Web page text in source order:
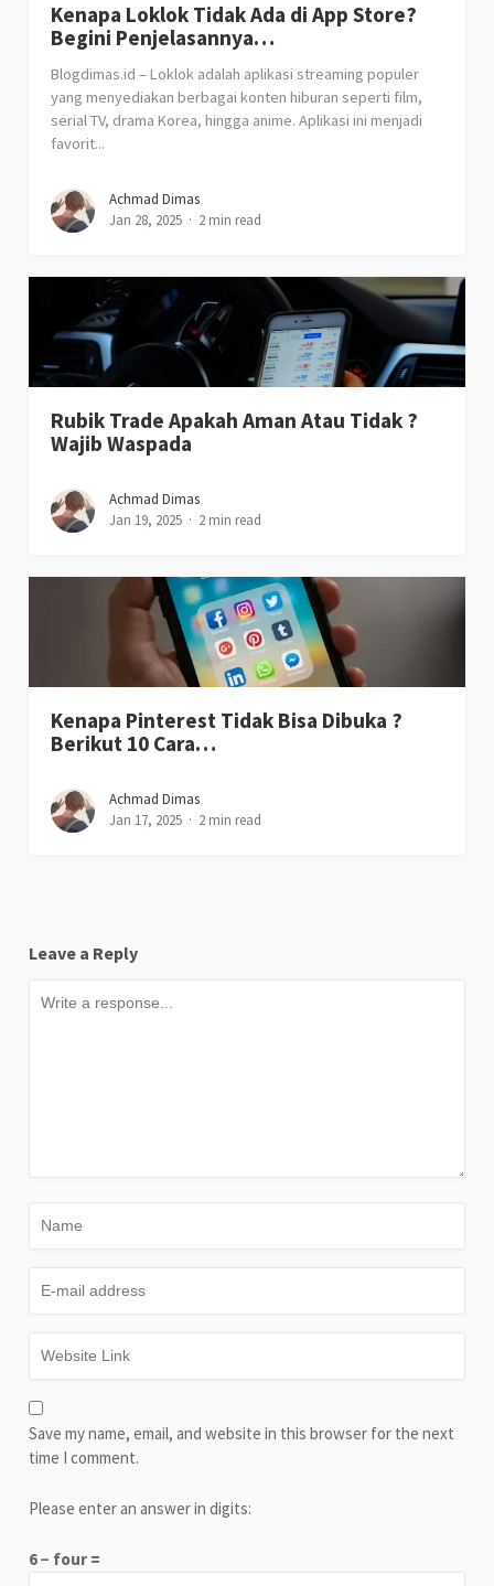
Kenapa Loklok Tidak Ada di App Store?
Begini Penjelasannya…
Blogdimas.id – Loklok adalah aplikasi streaming populer
yang menyediakan berbagai konten hiburan seperti film,
serial TV, drama Korea, hingga anime. Aplikasi ini menjadi
favorit...
Achmad Dimas
Jan 28, 2025
2 min read
Rubik Trade Apakah Aman Atau Tidak ?
Wajib Waspada
Achmad Dimas
Jan 19, 2025
2 min read
Kenapa Pinterest Tidak Bisa Dibuka ?
Berikut 10 Cara…
Achmad Dimas
Jan 17, 2025
2 min read
Leave a Reply
Save my name, email, and website in this browser for the next
time I comment.
Please enter an answer in digits:
6 − four =